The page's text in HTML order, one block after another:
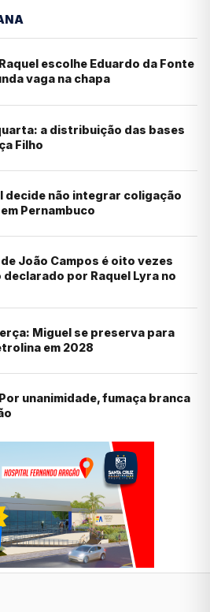
escolhe Eduardo da Fonte
vaga na chapa
a distribuição das bases
Filho
decide não integrar coligação
Pernambuco
João Campos é oito vezes
declarado por Raquel Lyra no
Miguel se preserva para
em 2028
unanimidade, fumaça branca